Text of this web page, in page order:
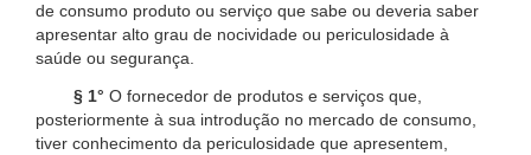
de consumo produto ou serviço que sabe ou deveria saber
apresentar alto grau de nocividade ou periculosidade à
saúde ou segurança.
§ 1° O fornecedor de produtos e serviços que,
posteriormente à sua introdução no mercado de consumo,
tiver conhecimento da periculosidade que apresentem,